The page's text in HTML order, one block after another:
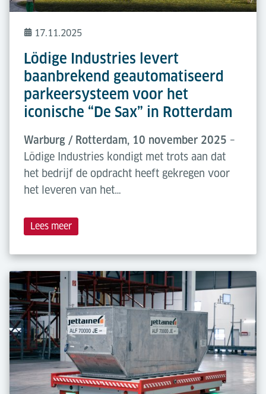
17.11.2025
Lödige Industries levert
baanbrekend geautomatiseerd
parkeersysteem voor het
iconische “De Sax” in Rotterdam
Warburg / Rotterdam, 10 november 2025 –
Lödige Industries kondigt met trots aan dat
het bedrijf de opdracht heeft gekregen voor
het leveren van het…
Lees meer